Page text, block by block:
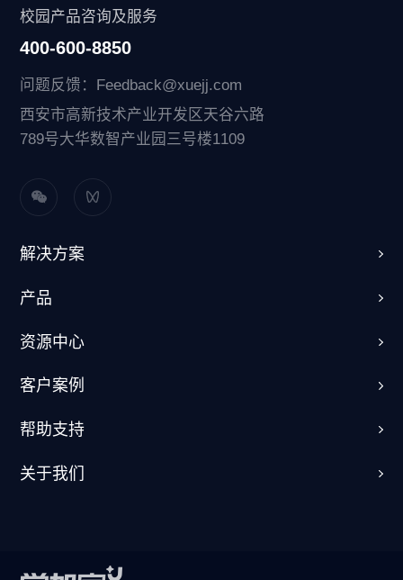
校园产品咨询及服务
400-600-8850
问题反馈：Feedback@xuejj.com
西安市高新技术产业开发区天谷六路
789号大华数智产业园三号楼1109
解决方案
产品
资源中心
客户案例
帮助支持
关于我们